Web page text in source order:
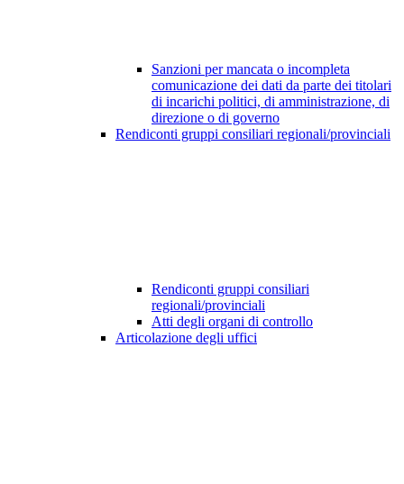
Sanzioni per mancata o incompleta
comunicazione dei dati da parte dei titolari
di incarichi politici, di amministrazione, di
direzione o di governo
Rendiconti gruppi consiliari regionali/provinciali
Rendiconti gruppi consiliari
regionali/provinciali
Atti degli organi di controllo
Articolazione degli uffici